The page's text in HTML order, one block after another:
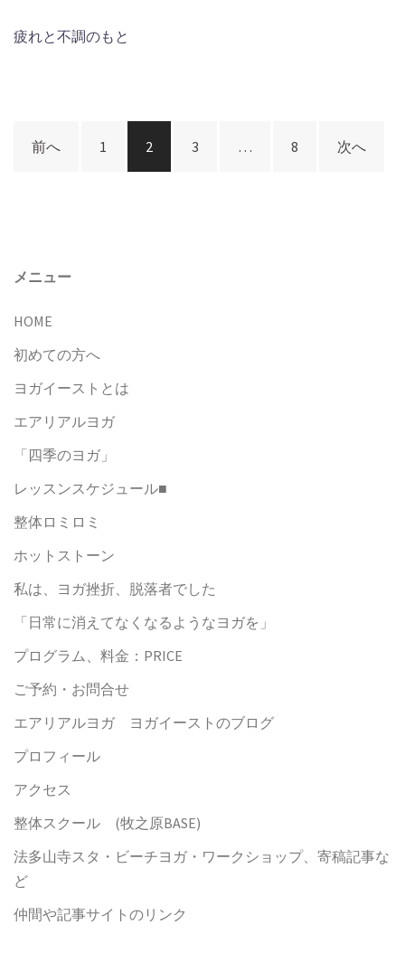
疲れと不調のもと
投
ー
ョ
ン
前へ 1 2 3 … 8 次へ
メニュー
HOME
初めての方へ
ヨガイーストとは
エアリアルヨガ
「四季のヨガ」
レッスンスケジュール■
整体ロミロミ
ホットストーン
私は、ヨガ挫折、脱落者でした
「日常に消えてなくなるようなヨガを」
プログラム、料金：PRICE
ご予約・お問合せ
エアリアルヨガ ヨガイーストのブログ
プロフィール
アクセス
整体スクール (牧之原BASE)
法多山寺スタ・ビーチヨガ・ワークショップ、寄稿記事な
ど
仲間や記事サイトのリンク